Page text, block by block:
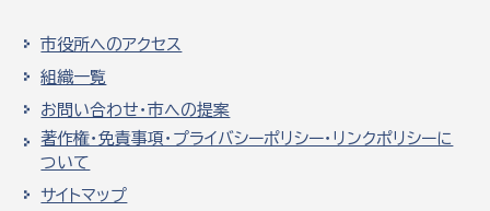
市役所へのアクセス
組織一覧
お問い合わせ・市への提案
著作権・免責事項・プライバシーポリシー・リンクポリシーに
ついて
サイトマップ